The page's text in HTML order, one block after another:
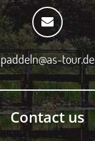
paddeln@as-tour.de
Contact us